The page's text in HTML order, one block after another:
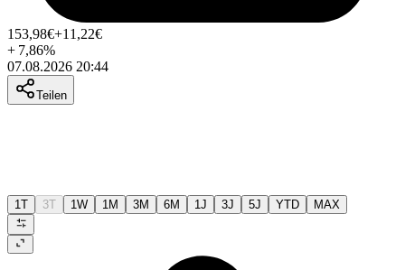
153,98€+11,22€
+ 7,86%
07.08.2026 20:44
Teilen
1T 3T 1W 1M 3M 6M 1J 3J 5J YTD MAX